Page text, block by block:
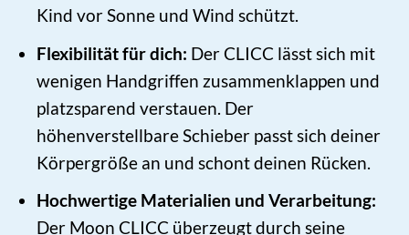
Kind vor Sonne und Wind schützt.
Flexibilität für dich: Der CLICC lässt sich mit
wenigen Handgriffen zusammenklappen und
platzsparend verstauen. Der
höhenverstellbare Schieber passt sich deiner
Körpergröße an und schont deinen Rücken.
Hochwertige Materialien und Verarbeitung:
Der Moon CLICC überzeugt durch seine